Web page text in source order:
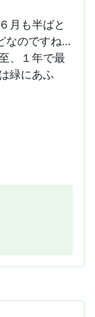
月も半ばと
なのですね…
、１年で最
緑にあふ